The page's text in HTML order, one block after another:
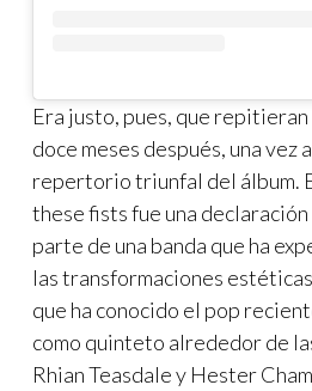
Era justo, pues, que repitieran
doce meses después, una vez
repertorio triunfal del álbum.
these fists fue una
parte de una banda que ha
las transformaciones
que ha conocido el pop
como quinteto alrededor de
Rhian Teasdale y Hester